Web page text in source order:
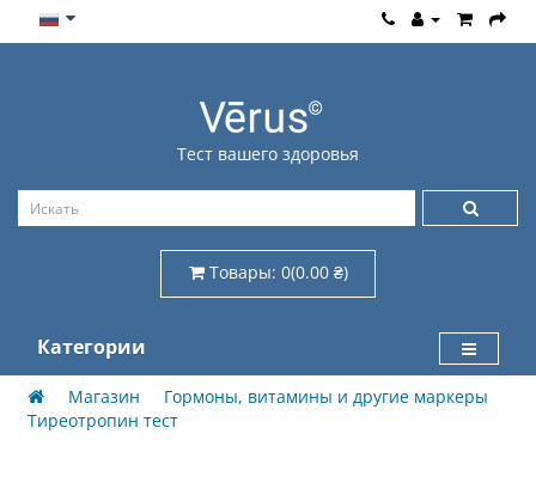
Тест вашего здоровья
Товары: 0(0.00 ₴)
Категории
Магазин
Гормоны, витамины и другие маркеры
Тиреотропин тест